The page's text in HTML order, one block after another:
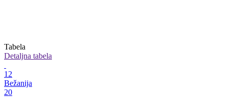
Tabela
Detaljna tabela
12
Bežanija
20